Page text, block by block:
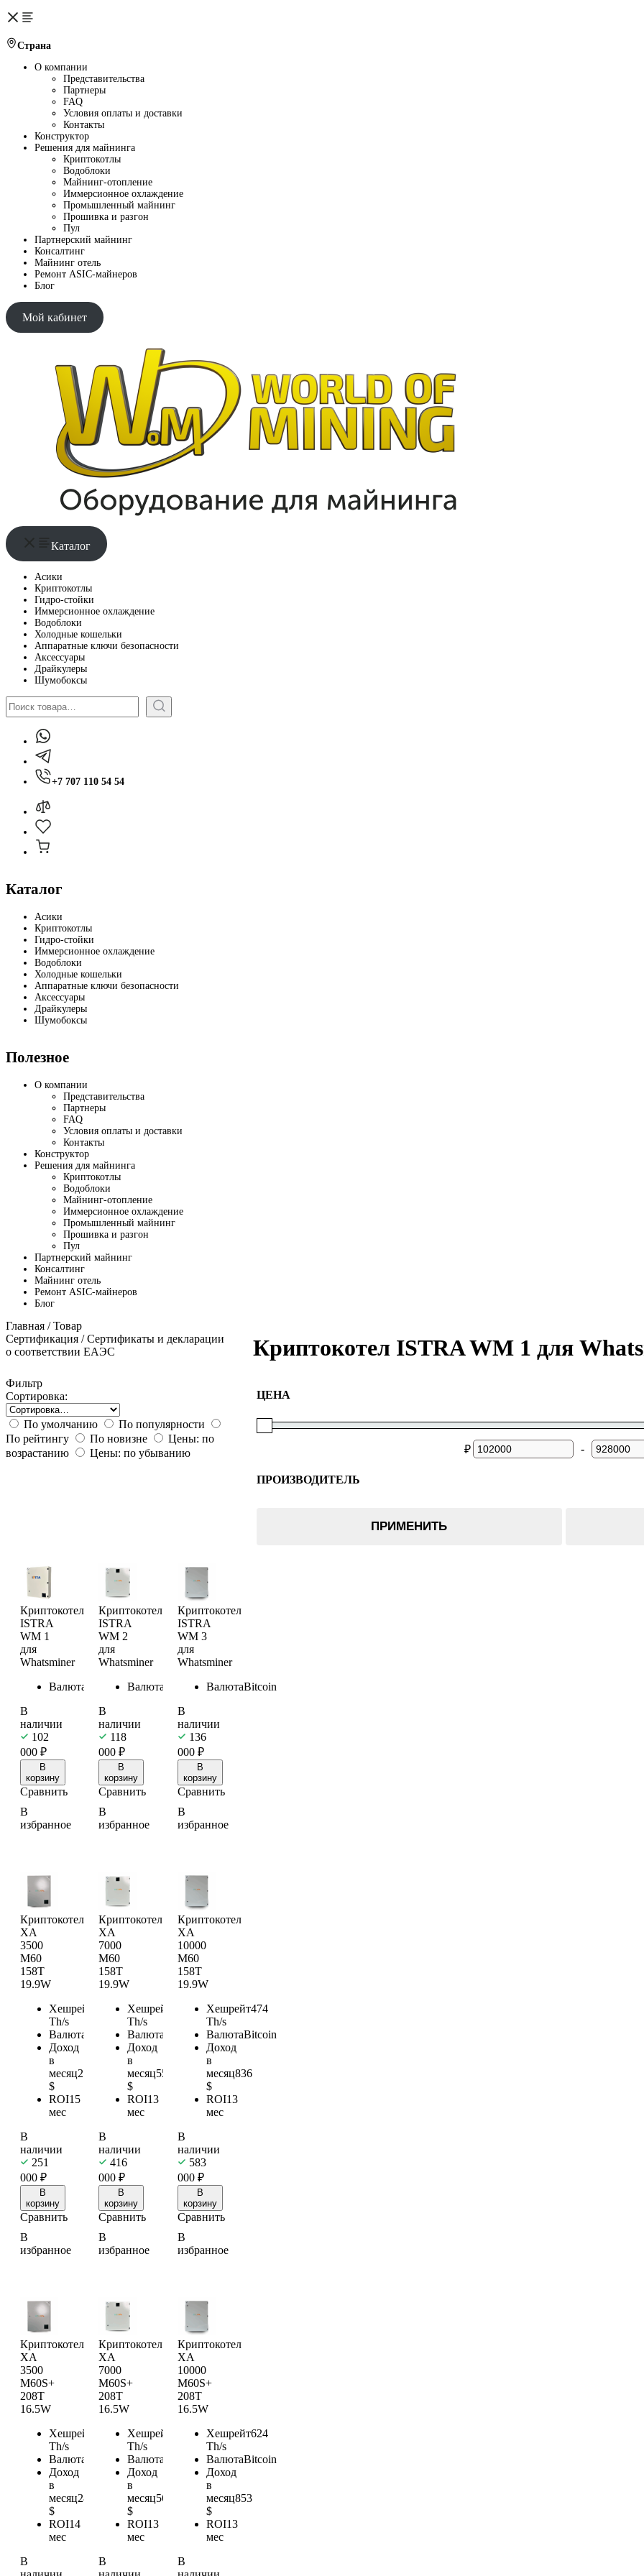
Страна
О компании
Представительства
Партнеры
FAQ
Условия оплаты и доставки
Контакты
Конструктор
Решения для майнинга
Криптокотлы
Водоблоки
Майнинг-отопление
Иммерсионное охлаждение
Промышленный майнинг
Прошивка и разгон
Пул
Партнерский майнинг
Консалтинг
Майнинг отель
Ремонт ASIC-майнеров
Блог
Мой кабинет
Каталог
Асики
Криптокотлы
Гидро-стойки
Иммерсионное охлаждение
Водоблоки
Холодные кошельки
Аппаратные ключи безопасности
Аксессуары
Драйкулеры
Шумобоксы
Поиск
+7 707 110 54 54
Каталог
Асики
Криптокотлы
Гидро-стойки
Иммерсионное охлаждение
Водоблоки
Холодные кошельки
Аппаратные ключи безопасности
Аксессуары
Драйкулеры
Шумобоксы
Полезное
О компании
Представительства
Партнеры
FAQ
Условия оплаты и доставки
Контакты
Конструктор
Решения для майнинга
Криптокотлы
Водоблоки
Майнинг-отопление
Иммерсионное охлаждение
Промышленный майнинг
Прошивка и разгон
Пул
Партнерский майнинг
Консалтинг
Майнинг отель
Ремонт ASIC-майнеров
Блог
Главная / Товар
Сертификация / Сертификаты и декларации
о соответствии ЕАЭС
Криптокотел ISTRA WM 1 для
Фильтр
Сортировка:
По умолчанию
По популярности
По рейтингу
По новизне
Цены: по
возрастанию
Цены: по убыванию
ЦЕНА
₽ -
ПРОИЗВОДИТЕЛЬ
ПРИМЕНИТЬ
Криптокотел
ISTRA
WM 1
для
Whatsminer
Валюта
Bitcoin
В
наличии
102
000 ₽
В
корзину
Сравнить
В
избранное
Криптокотел
ISTRA
WM 2
для
Whatsminer
Валюта
Bitcoin
В
наличии
118
000₽
В
корзину
Сравнить
В
избранное
Криптокотел
ISTRA
WM 3
для
Whatsminer
ВалютаBitcoin
В
наличии
136
000 ₽
В
корзину
Сравнить
В
избранное
Криптокотел
XA
3500
M60
158T
19.9W
Хешрейт
Th/s
Валюта
Bitcoin
Доход
в
месяц279
$
ROI15
мес
В
наличии
251
000 ₽
В
корзину
Сравнить
В
избранное
Криптокотел
XA
7000
M60
158T
19.9W
Хешрейт
Th/s
Валюта
Bitcoin
Доход
в
месяц558
$
ROI13
мес
В
наличии
416
000₽
В
корзину
Сравнить
В
избранное
Криптокотел
XA
10000
M60
158T
19.9W
Хешрейт474
Th/s
ВалютаBitcoin
Доход
в
месяц836
$
ROI13
мес
В
наличии
583
000 ₽
В
корзину
Сравнить
В
избранное
Криптокотел
XA
3500
M60S+
208T
16.5W
Хешрейт
Th/s
Валюта
Bitcoin
Доход
в
месяц284
$
ROI14
мес
В
Криптокотел
XA
7000
M60S+
208T
16.5W
Хешрейт
Th/s
Валюта
Bitcoin
Доход
в
месяц569
$
ROI13
мес
В
Криптокотел
XA
10000
M60S+
208T
16.5W
Хешрейт624
Th/s
ВалютаBitcoin
Доход
в
месяц853
$
ROI13
мес
В